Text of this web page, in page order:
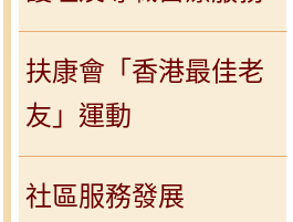
扶康會「香港最佳老
友」運動
社區服務發展